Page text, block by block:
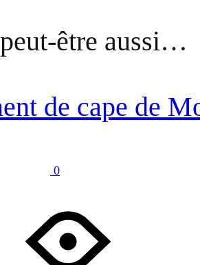
0
être aussi…
de cape de